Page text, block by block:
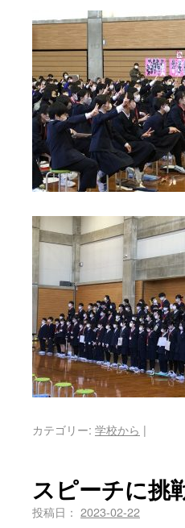
カテゴリー: 学校から |
スピーチに挑
投稿日： 2023-02-22